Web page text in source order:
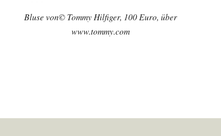
Bluse von© Tommy Hilfiger, 100 Euro, über
www.tommy.com